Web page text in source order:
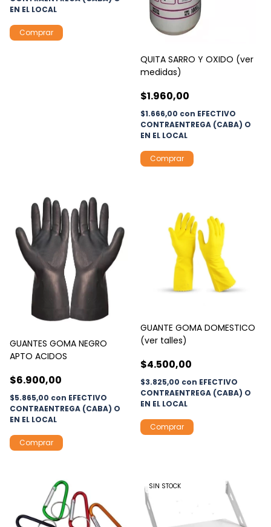
EN EL LOCAL
QUITA SARRO Y OXIDO (ver
medidas)
$1.960,00
$1.666,00 con EFECTIVO
CONTRAENTREGA (CABA) O
EN EL LOCAL
Comprar
GUANTES GOMA NEGRO
APTO ACIDOS
$6.900,00
$5.865,00 con EFECTIVO
CONTRAENTREGA (CABA) O
EN EL LOCAL
GUANTE GOMA DOMESTICO
(ver talles)
$4.500,00
$3.825,00 con EFECTIVO
CONTRAENTREGA (CABA) O
EN EL LOCAL
Comprar
SIN STOCK